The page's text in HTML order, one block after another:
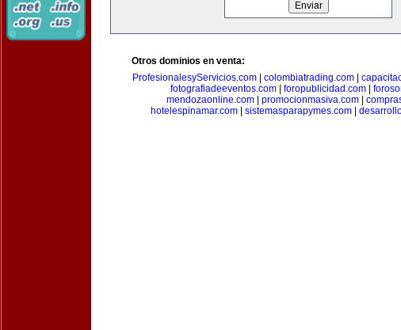
Otros dominios en venta:
ProfesionalesyServicios.com| colombiatrading.com|
fotografiadeeventos.com| foropublicidad.com|
mendozaonline.com
promocionmasiva.com
hotelespinamar.com
sistemasparapymes.com